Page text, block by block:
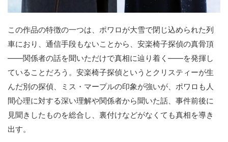
この作品の特徴の一つは、ポワロが大雪で閉じ込められた列
車におり、通信手段もないことから、安楽椅子探偵の真骨頂
――関係者の話を聞いただけで真相に辿り着く――を発揮し
ていることだろう。安楽椅子探偵というとクリスティーが生
んだ別の探偵、ミス・マープルの印象が強いが、ポワロも人
間心理に対する深い理解や関係者から聞いた話、事件前後に
見聞きしたものを総合し、裏付けなどがなくても真相を導き
出す。